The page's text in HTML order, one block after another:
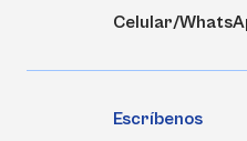
Celular/
Escríbenos